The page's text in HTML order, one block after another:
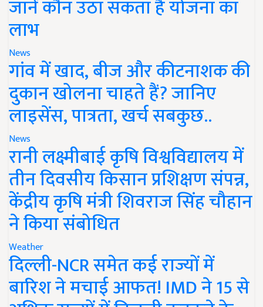
जानें कौन उठा सकता है योजना का
लाभ
News
गांव में खाद, बीज और कीटनाशक की
दुकान खोलना चाहते हैं? जानिए
लाइसेंस, पात्रता, खर्च सबकुछ..
News
रानी लक्ष्मीबाई कृषि विश्वविद्यालय में
तीन दिवसीय किसान प्रशिक्षण संपन्न,
केंद्रीय कृषि मंत्री शिवराज सिंह चौहान
ने किया संबोधित
Weather
दिल्ली-NCR समेत कई राज्यों में
बारिश ने मचाई आफत! IMD ने 15 से